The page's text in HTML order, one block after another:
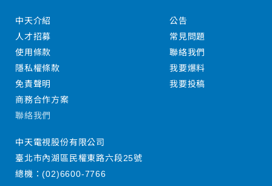
中天介紹
人才招募
使用條款
隱私權條款
免責聲明
商務合作方案
公告
常見問題
聯絡我們
我要爆料
我要投稿
聯絡我們
中天電視股份有限公司
臺北市內湖區民權東路六段25號
總機：(02)6600-7766